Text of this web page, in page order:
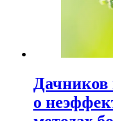
Дачников
о